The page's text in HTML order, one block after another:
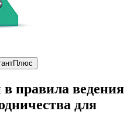
правила ведения
для